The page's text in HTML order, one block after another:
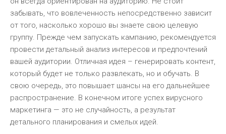
забывать, что вовлеченность непосредственно зависит
от того, насколько хорошо вы знаете свою целевую
группу. Прежде чем запускать кампанию, рекомендуется
провести детальный анализ интересов и предпочтений
вашей аудитории. Отличная идея – генерировать контент,
который будет не только развлекать, но и обучать. В
свою очередь, это повышает шансы на его дальнейшее
распространение. В конечном итоге успех вирусного
маркетинга — это не случайность, а результат
детального планирования и смелых идей.